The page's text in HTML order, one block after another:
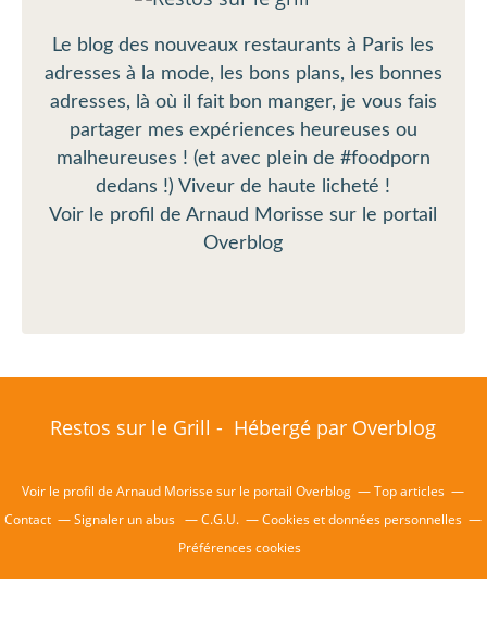
Le blog des nouveaux restaurants à Paris les
adresses à la mode, les bons plans, les bonnes
adresses, là où il fait bon manger, je vous fais
partager mes expériences heureuses ou
malheureuses ! (et avec plein de #foodporn
dedans !) Viveur de haute licheté !
Voir le profil deArnaud Morisse sur le portail
Overblog
Restos sur le Grill - Hébergé par Overblog
Voir le profil deArnaud Morisse sur le portail Overblog
Top articles
Contact
Signaler un abus C.G.U.
Cookies et données personnelles
Préférences cookies